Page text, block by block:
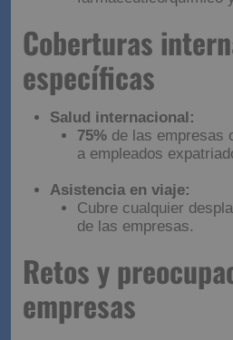
Coberturas
específicas
Salud internacional:
75% de las empresas
a empleados
Asistencia en viaje:
Cubre cualquier
de las empresas.
Retos y
empresas